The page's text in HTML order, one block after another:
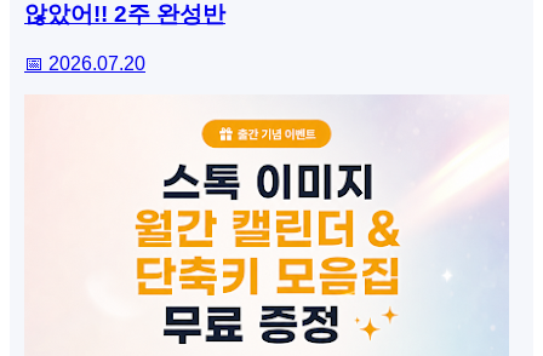
않았어!! 2주 완성반
📅 2026.07.20